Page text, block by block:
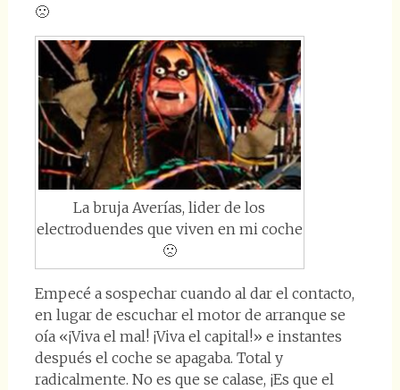
🙁
La bruja Averías, lider de los
electroduendes que viven en mi coche
🙁
Empecé a sospechar cuando al dar el contacto,
en lugar de escuchar el motor de arranque se
oía «¡Viva el mal! ¡Viva el capital!» e instantes
después el coche se apagaba. Total y
radicalmente. No es que se calase, ¡Es que el